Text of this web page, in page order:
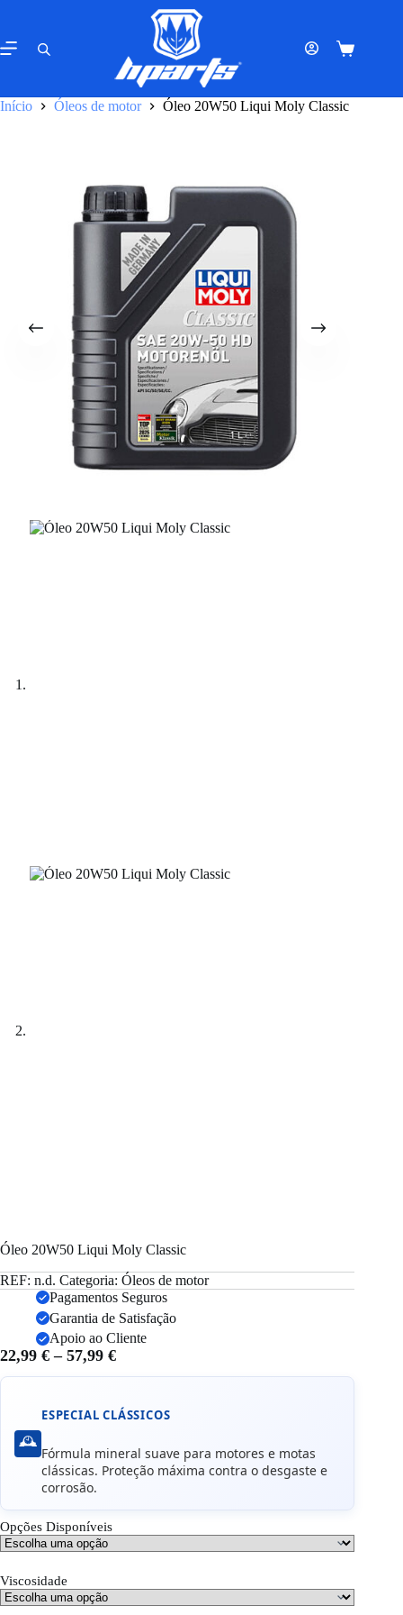
o
conteúdo
Carrinho
Início
Óleos de motor Óleo 20W50 Liqui Moly Classic
Óleo 20W50 Liqui Moly Classic
REF: n.d. Categoria: Óleos de motor
Pagamentos Seguros
Garantia de Satisfação
Apoio ao Cliente
22,99 € – 57,99 €Price
range:
through
🕰️
ESPECIAL CLÁSSICOS
Fórmula mineral suave para motores e motas
clássicas. Proteção máxima contra o desgaste e
corrosão.
Opções Disponíveis
Viscosidade